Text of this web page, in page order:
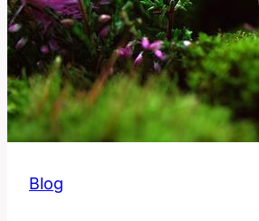
Blog